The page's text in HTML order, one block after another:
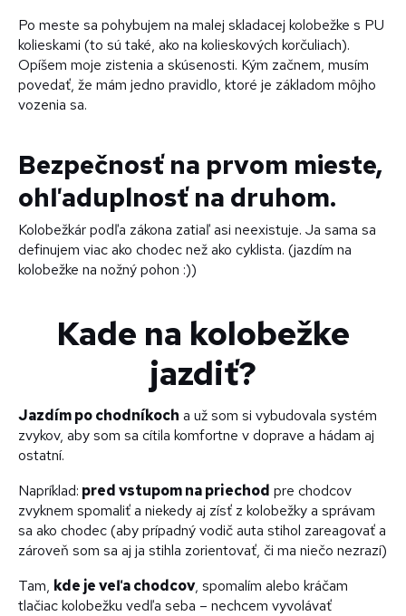
Po meste sa pohybujem na malej skladacej kolobežke s PU
kolieskami (to sú také, ako na kolieskových korčuliach).
Opíšem moje zistenia a skúsenosti. Kým začnem, musím
povedať, že mám jedno pravidlo, ktoré je základom môjho
vozenia sa.
Bezpečnosť na prvom mieste,
ohľaduplnosť na druhom.
Kolobežkár podľa zákona zatiaľ asi neexistuje. Ja sama sa
definujem viac ako chodec než ako cyklista. (jazdím na
kolobežke na nožný pohon :))
Kade na kolobežke
jazdiť?
Jazdím po chodníkoch a už som si vybudovala systém
zvykov, aby som sa cítila komfortne v doprave a hádam aj
ostatní.
Napríklad: pred vstupom na priechod pre chodcov
zvyknem spomaliť a niekedy aj zísť z kolobežky a správam
sa ako chodec (aby prípadný vodič auta stihol zareagovať a
zároveň som sa aj ja stihla zorientovať, či ma niečo nezrazí)
Tam, kde je veľa chodcov, spomalím alebo kráčam
tlačiac kolobežku vedľa seba – nechcem vyvolávať